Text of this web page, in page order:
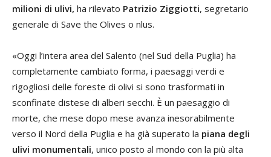
milioni di ulivi, ha rilevato Patrizio Ziggiotti, segretario
generale di Save the Olives o nlus.
«Oggi l’intera area del Salento (nel Sud della Puglia) ha
completamente cambiato forma, i paesaggi verdi e
rigogliosi delle foreste di olivi si sono trasformati in
sconfinate distese di alberi secchi. È un paesaggio di
morte, che mese dopo mese avanza inesorabilmente
verso il Nord della Puglia e ha già superato la piana degli
ulivi monumentali, unico posto al mondo con la più alta